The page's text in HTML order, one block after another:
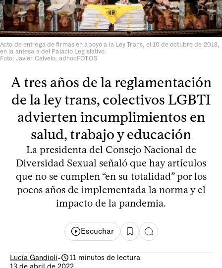
Acto de entrega de firmas en apoyo a la Ley Trans, el 10 de octubre de 2018,
en la antesala del Palacio Legislativo.
Foto: Javier Calvelo, adhocFOTOS
A tres años de la reglamentación
de la ley trans, colectivos LGBTI
advierten incumplimientos en
salud, trabajo y educación
La presidenta del Consejo Nacional de
Diversidad Sexual señaló que hay artículos
que no se cumplen “en su totalidad” por los
pocos años de implementada la norma y el
impacto de la pandemia.
Escuchar
Lucía Gandioli-
11 minutos de lectura